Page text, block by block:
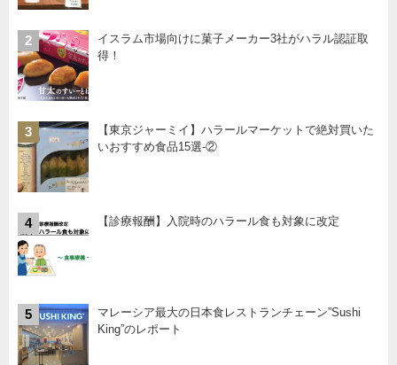
2
イスラム市場向けに菓子メーカー3社がハラル認証取
得！
3
【東京ジャーミイ】ハラールマーケットで絶対買いた
いおすすめ食品15選-②
4 【診療報酬】入院時のハラール食も対象に改定
5
マレーシア最大の日本食レストランチェーン”Sushi
King”のレポート